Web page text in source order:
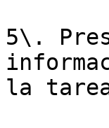
5\.
la